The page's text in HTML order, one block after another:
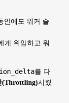
안에도 워커 슬
게 위임하고 워
를 다
(Throttling)시켰